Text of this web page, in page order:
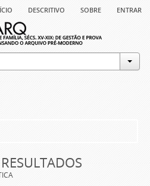
descritivo sobre entrar